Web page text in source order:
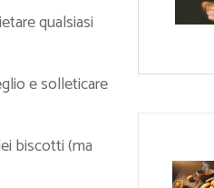
qualsiasi
e solleticare
biscotti (ma